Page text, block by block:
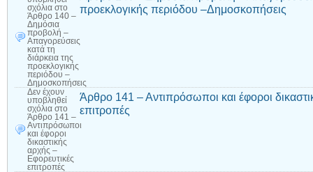
σχόλια στο
Άρθρο 140 –
Δημόσια
προβολή –
Απαγορεύσεις
κατά τη
διάρκεια της
προεκλογικής
περιόδου –
Δημοσκοπήσεις
προεκλογικής περιόδου –Δημοσκοπήσεις
Δεν έχουν
υποβληθεί
σχόλια στο
Άρθρο 141 –
Αντιπρόσωποι
και έφοροι
δικαστικής
αρχής –
Εφορευτικές
επιτροπές
Άρθρο 141 – Αντιπρόσωποι και έφοροι
επιτροπές